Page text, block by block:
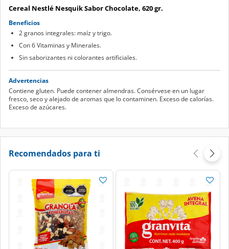
Cereal Nestlé Nesquik Sabor Chocolate, 620 gr.
Beneficios
2 granos integrales: maíz y trigo.
Con 6 Vitaminas y Minerales.
Sin saborizantes ni colorantes artificiales.
Advertencias
Contiene gluten. Puede contener almendras. Consérvese en un lugar
fresco, seco y alejado de aromas que lo contaminen. Exceso de calorías.
Exceso de azúcares.
Recomendados para ti